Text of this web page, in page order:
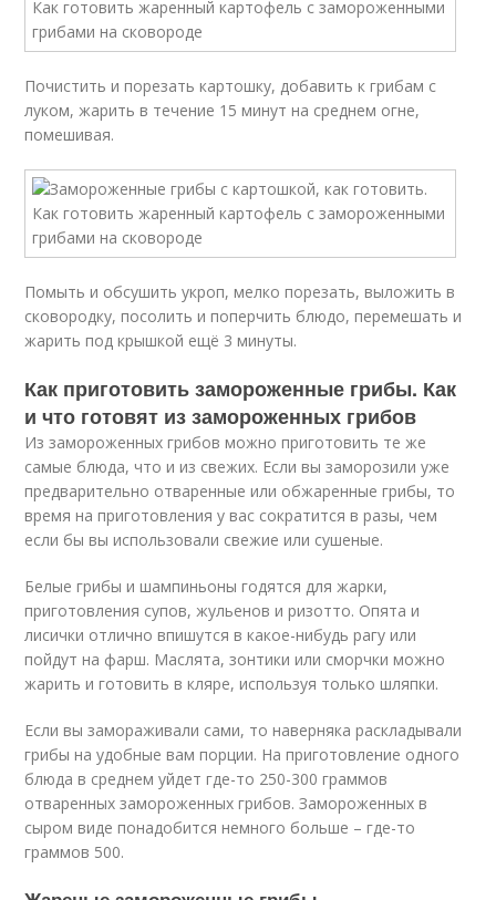
Почистить и порезать картошку, добавить к грибам с
луком, жарить в течение 15 минут на среднем огне,
помешивая.
Помыть и обсушить укроп, мелко порезать, выложить в
сковородку, посолить и поперчить блюдо, перемешать и
жарить под крышкой ещё 3 минуты.
Как приготовить замороженные грибы. Как
и что готовят из замороженных грибов
Из замороженных грибов можно приготовить те же
самые блюда, что и из свежих. Если вы заморозили уже
предварительно отваренные или обжаренные грибы, то
время на приготовления у вас сократится в разы, чем
если бы вы использовали свежие или сушеные.
Белые грибы и шампиньоны годятся для жарки,
приготовления супов, жульенов и ризотто. Опята и
лисички отлично впишутся в какое-нибудь рагу или
пойдут на фарш. Маслята, зонтики или сморчки можно
жарить и готовить в кляре, используя только шляпки.
Если вы замораживали сами, то наверняка раскладывали
грибы на удобные вам порции. На приготовление одного
блюда в среднем уйдет где-то 250-300 граммов
отваренных замороженных грибов. Замороженных в
сыром виде понадобится немного больше – где-то
граммов 500.